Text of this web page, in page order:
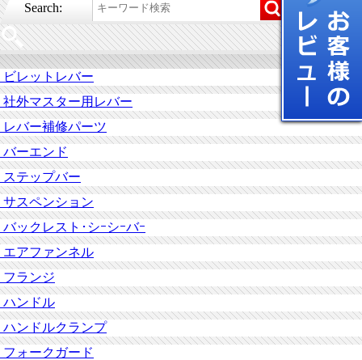
Search:
ビレットレバー
社外マスター用レバー
レバー補修パーツ
バーエンド
ステップバー
サスペンション
バックレスト･シｰシｰバｰ
エアファンネル
フランジ
ハンドル
ハンドルクランプ
フォークガード